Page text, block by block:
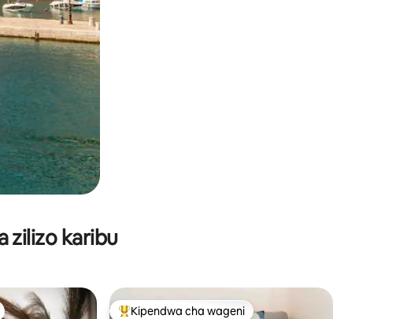
zilizo karibu
Kipendwa cha wageni